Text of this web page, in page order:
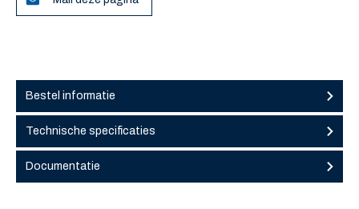
Bestel informatie
Technische specificaties
Documentatie